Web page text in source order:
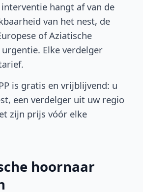
hangt af van de
van het nest, de
of Aziatische
Elke verdelger
is gratis en vrijblijvend: u
een verdelger uit uw regio
zijn prijs vóór elke
hoornaar